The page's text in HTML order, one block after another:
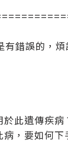
錯誤的，
此遺傳疾病
，要如何